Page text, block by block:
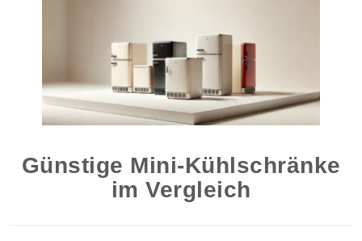
Günstige Mini-Kühlschränke
im Vergleich